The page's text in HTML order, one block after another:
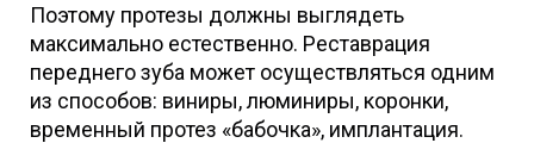
Поэтому протезы должны выглядеть
максимально естественно. Реставрация
переднего зуба может осуществляться одним
из способов: виниры, люминиры, коронки,
временный протез «бабочка», имплантация.